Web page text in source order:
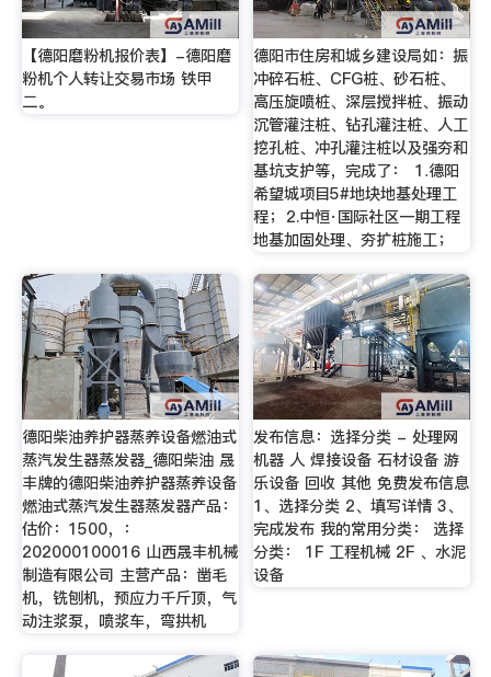
【德阳磨粉机报价表】-德阳磨
粉机个人转让交易市场 铁甲
二。
德阳市住房和城乡建设局如：振
冲碎石桩、CFG桩、砂石桩、
高压旋喷桩、深层搅拌桩、振动
沉管灌注桩、钻孔灌注桩、人工
挖孔桩、冲孔灌注桩以及强夯和
基坑支护等，完成了： ⒈德阳
希望城项目5#地块地基处理工
程；⒉中恒·国际社区一期工程
地基加固处理、夯扩桩施工；
德阳柴油养护器蒸养设备燃油式
蒸汽发生器蒸发器_德阳柴油 晟
丰牌的德阳柴油养护器蒸养设备
燃油式蒸汽发生器蒸发器产品：
估价：1500，：
202000100016 山西晟丰机械
制造有限公司 主营产品：凿毛
机，铣刨机，预应力千斤顶，气
动注浆泵，喷浆车，弯拱机
发布信息：选择分类 - 处理网
机器 人 焊接设备 石材设备 游
乐设备 回收 其他 免费发布信息
1、选择分类 2、填写详情 3、
完成发布 我的常用分类： 选择
分类： 1F 工程机械 2F 、水泥
设备